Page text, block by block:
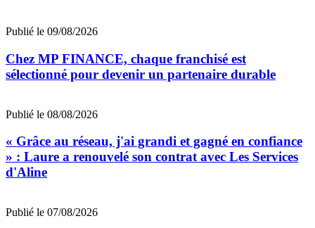
Publié le 09/08/2026
Chez MP FINANCE, chaque franchisé est
sélectionné pour devenir un partenaire durable
Publié le 08/08/2026
« Grâce au réseau, j'ai grandi et gagné en confiance
» : Laure a renouvelé son contrat avec Les Services
d'Aline
Publié le 07/08/2026